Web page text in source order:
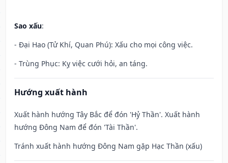
Sao xấu:
- Đại Hao (Tử Khí, Quan Phú): Xấu cho mọi công việc.
- Trùng Phục: Kỵ việc cưới hỏi, an táng.
Hướng xuất hành
Xuất hành hướng Tây Bắc để đón 'Hỷ Thần'. Xuất hành
hướng Đông Nam để đón 'Tài Thần'.
Tránh xuất hành hướng Đông Nam gặp Hạc Thần (xấu)